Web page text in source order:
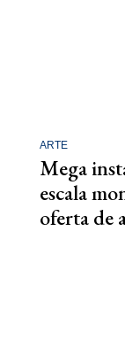
ARTE
Mega
escala
oferta de